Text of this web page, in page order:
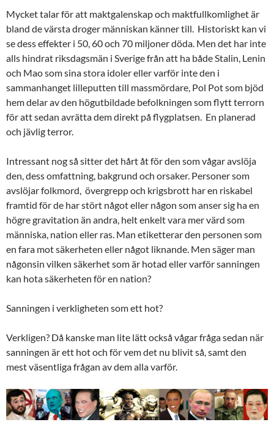
Mycket talar för att maktgalenskap och maktfullkomlighet är
bland de värsta droger människan känner till. Historiskt kan vi
se dess effekter i 50, 60 och 70 miljoner döda. Men det har inte
alls hindrat riksdagsmän i Sverige från att ha både Stalin, Lenin
och Mao som sina stora idoler eller varför inte den i
sammanhanget lilleputten till massmördare, Pol Pot som bjöd
hem delar av den högutbildade befolkningen som flytt terrorn
för att sedan avrätta dem direkt på flygplatsen. En planerad
och jävlig terror.
Intressant nog så sitter det hårt åt för den som vågar avslöja
den, dess omfattning, bakgrund och orsaker. Personer som
avslöjar folkmord, övergrepp och krigsbrott har en riskabel
framtid för de har stört något eller någon som anser sig ha en
högre gravitation än andra, helt enkelt vara mer värd som
människa, nation eller ras. Man etiketterar den personen som
en fara mot säkerheten eller något liknande. Men säger man
någonsin vilken säkerhet som är hotad eller varför sanningen
kan hota säkerheten för en nation?
Sanningen i verkligheten som ett hot?
Verkligen? Då kanske man lite lätt också vågar fråga sedan när
sanningen är ett hot och för vem det nu blivit så, samt den
mest väsentliga frågan av dem alla varför.